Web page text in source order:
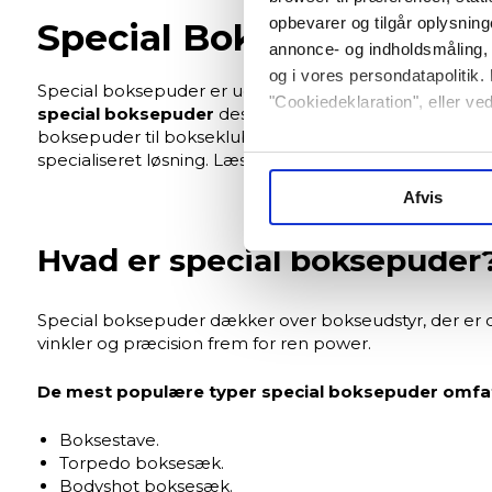
opbevarer og tilgår
annonce- og
og i vores
"Cookiedeklaration", eller
Hvis du tillader det, vil vi
Identificere din enhed
Nogle er essentielle for, at
Afvis
Special Boksepuder –
Special boksepuder er udviklet til boksere, der ønsker
special boksepuder designet til at finpudse teknik,
boksepuder til bokseklubber, fitnesscentre og
specialiseret løsning. Læs mere om specielle
Hvad er special
Special boksepuder dækker over bokseudstyr, der er
vinkler og præcision frem for ren power.
De mest populære typer special boksepuder
Boksestave.
Torpedo boksesæk.
Bodyshot boksesæk.